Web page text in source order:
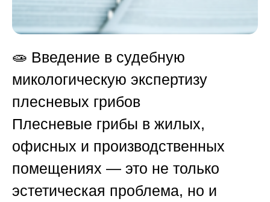
🧫 Введение в судебную
микологическую экспертизу
плесневых грибов
Плесневые грибы в жилых,
офисных и производственных
помещениях — это не только
эстетическая проблема, но и